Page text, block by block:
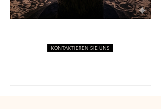
KONTAKTIEREN SIE UNS